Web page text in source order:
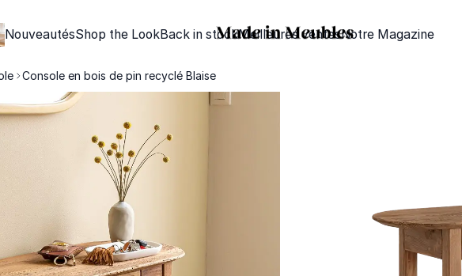
NouveautésShop the LookBack in stockMeilleures ventesNotre Magazine
Console en bois de pin recyclé Blaise